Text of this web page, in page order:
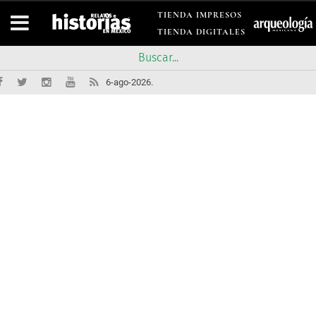
TIENDA IMPRESOS
TIENDA DIGITALES
6-ago-2026.